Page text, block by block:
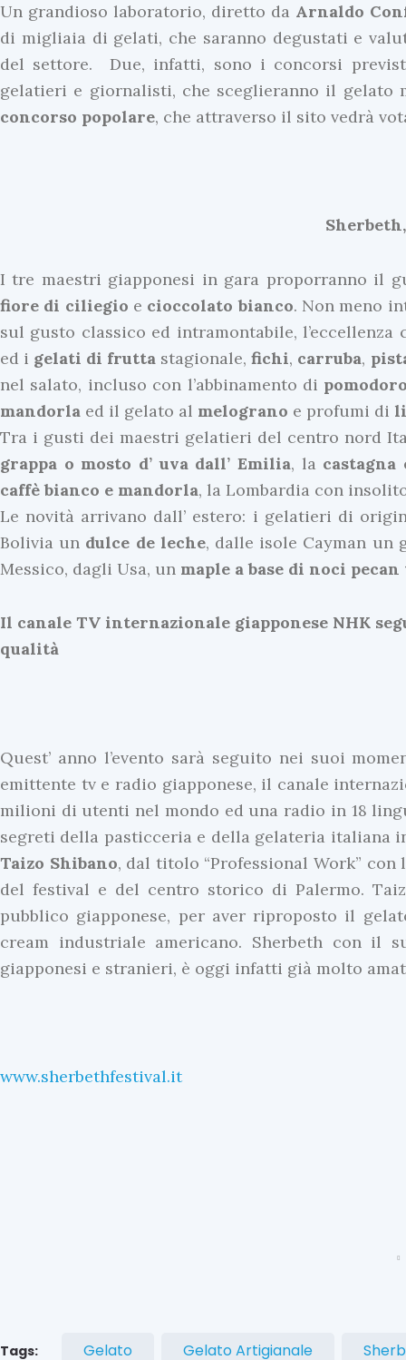
Un grandioso laboratorio, diretto da Arnaldo
di migliaia di gelati, che saranno degustati e
del settore. Due, infatti, sono i concorsi
gelatieri e giornalisti, che sceglieranno il gelato
concorso popolare, che attraverso il sito vedrà
I tre maestri giapponesi in gara proporranno il
fiore di ciliegio e cioccolato bianco. Non meno
sul gusto classico ed intramontabile,
ed i gelati di frutta stagionale,fichi, carruba,
nel salato, incluso con l’abbinamento di
mandorla ed il gelato al melograno e profumi di
Tra i gusti dei maestri gelatieri del centro nord
grappa o mosto d’ uva dall’ Emilia, la
caffè bianco e mandorla, la Lombardia con
Le novità arrivano dall’ estero: i gelatieri di
Bolivia un dulce de leche, dalle isole Cayman un
Messico, dagli Usa, un maple a base di noci
Il canale TV internazionale giapponese NHK
qualità
Quest’ anno l’evento sarà seguito nei suoi
emittente tv e radio giapponese, il canale
milioni di utenti nel mondo ed una radio in 18
segreti della pasticceria e della gelateria italiana
Taizo Shibano, dal titolo “Professional Work”
del festival e del centro storico di Palermo.
pubblico giapponese, per aver riproposto il
cream industriale americano. Sherbeth con il
giapponesi e stranieri, è oggi infatti già molto
www.sherbethfestival.it
Tags: Gelato Gelato Artigianale
e